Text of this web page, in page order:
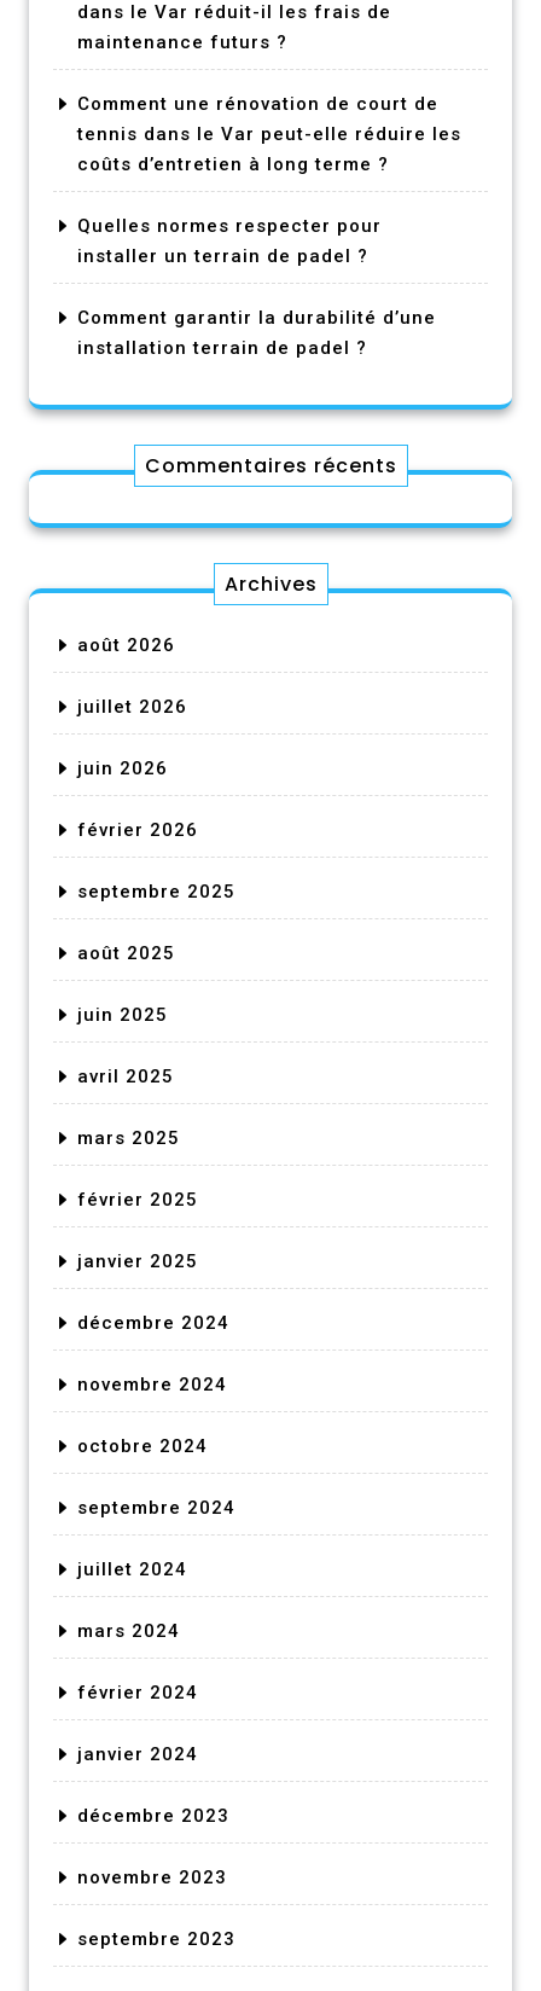
dans le Var réduit-il les frais de
maintenance futurs ?
Comment une rénovation de court de
tennis dans le Var peut-elle réduire les
coûts d’entretien à long terme ?
Quelles normes respecter pour
installer un terrain de padel ?
Comment garantir la durabilité d’une
installation terrain de padel ?
Commentaires récents
Archives
août 2026
juillet 2026
juin 2026
février 2026
septembre 2025
août 2025
juin 2025
avril 2025
mars 2025
février 2025
janvier 2025
décembre 2024
novembre 2024
octobre 2024
septembre 2024
juillet 2024
mars 2024
février 2024
janvier 2024
décembre 2023
novembre 2023
septembre 2023